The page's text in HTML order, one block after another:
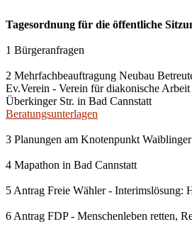
Tagesordnung für die öffentliche
1 Bürgeranfragen
2 Mehrfachbeauftragung Neubau
Ev.Verein - Verein für diakonische Arbeit
Überkinger Str. in Bad Cannstatt
Beratungsunterlagen
3 Planungen am Knotenpunkt
4 Mapathon in Bad Cannstatt
5 Antrag Freie Wähler - Interimslösung:
6 Antrag FDP - Menschenleben retten,